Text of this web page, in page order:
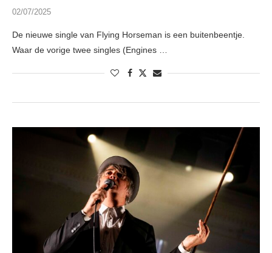
02/07/2025
De nieuwe single van Flying Horseman is een buitenbeentje.
Waar de vorige twee singles (Engines …